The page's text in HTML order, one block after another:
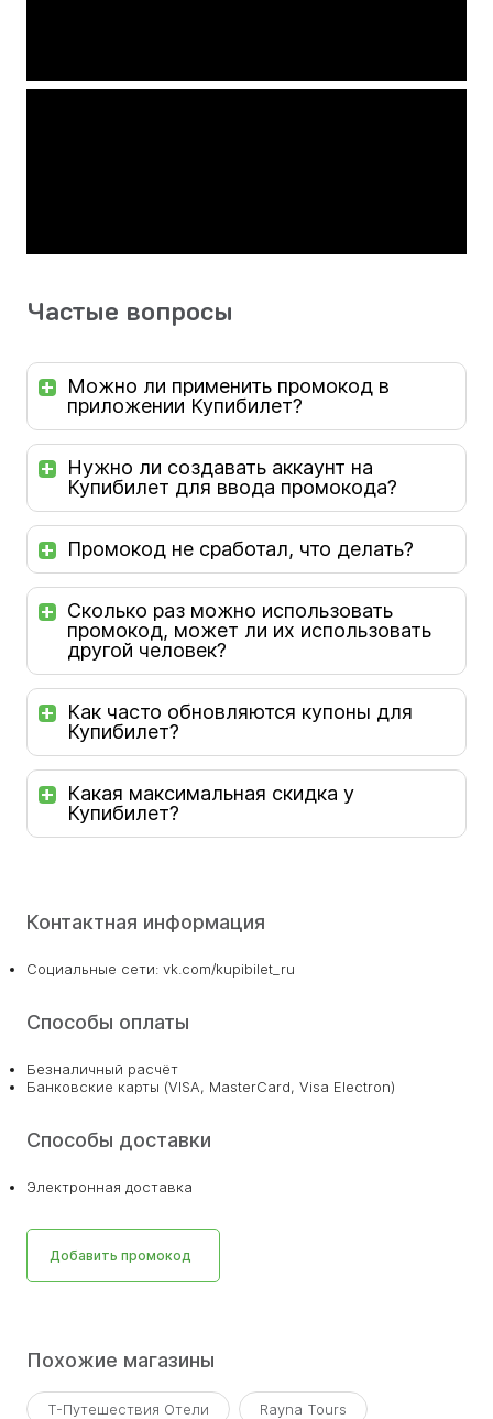
Частые вопросы
Можно ли применить промокод в
приложении Купибилет?
Нужно ли создавать аккаунт на
Купибилет для ввода промокода?
Промокод не сработал, что делать?
Сколько раз можно использовать
промокод, может ли их использовать
другой человек?
Как часто обновляются купоны для
Купибилет?
Какая максимальная скидка у
Купибилет?
Контактная информация
Социальные сети: vk.com/kupibilet_ru
Способы оплаты
Безналичный расчёт
Банковские карты (VISA, MasterCard, Visa Electron)
Способы доставки
Электронная доставка
Добавить промокод
Похожие магазины
Т-Путешествия Отели Rayna Tours